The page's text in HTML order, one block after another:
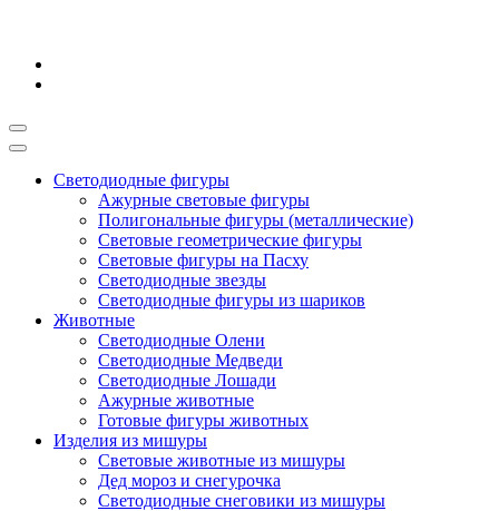
Светодиодные фигуры
Ажурные световые фигуры
Полигональные фигуры (металлические)
Световые геометрические фигуры
Световые фигуры на Пасху
Светодиодные звезды
Светодиодные фигуры из шариков
Животные
Светодиодные Олени
Светодиодные Медведи
Светодиодные Лошади
Ажурные животные
Готовые фигуры животных
Изделия из мишуры
Световые животные из мишуры
Дед мороз и снегурочка
Светодиодные снеговики из мишуры